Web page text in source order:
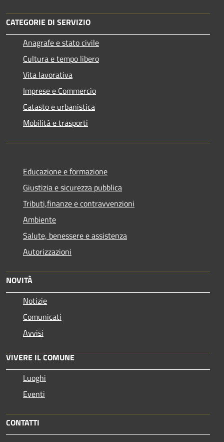
CATEGORIE DI SERVIZIO
Anagrafe e stato civile
Cultura e tempo libero
Vita lavorativa
Imprese e Commercio
Catasto e urbanistica
Mobilità e trasporti
Educazione e formazione
Giustizia e sicurezza pubblica
Tributi,finanze e contravvenzioni
Ambiente
Salute, benessere e assistenza
Autorizzazioni
NOVITÀ
Notizie
Comunicati
Avvisi
VIVERE IL COMUNE
Luoghi
Eventi
CONTATTI